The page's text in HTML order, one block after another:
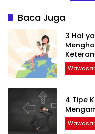
Baca Juga
3 Hal
4 Tipe